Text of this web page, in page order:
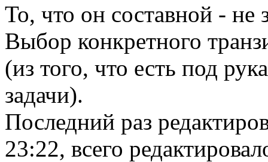
То, что он составной - не
Выбор конкретного
(из того, что есть под
задачи).
Последний раз
23:22, всего